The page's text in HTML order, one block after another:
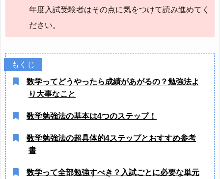
年度入試受験者はその点に気をつけて読み進めてく
ださい。
数学ってどうやったら成績があがるの？勉強法よ
り大事なこと
数学勉強法の基本は4つのステップ！
数学勉強法の超具体的4ステップとおすすめ参考
書
数学って全部勉強すべき？入試ごとに必要な単元